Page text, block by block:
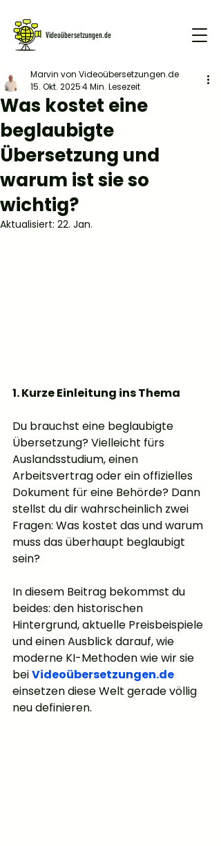
Videoübersetzungen.de
GRATIS DEMO
Was kostet eine
beglaubigte
Übersetzung und
warum ist sie so
wichtig?
Marvin von Videoübersetzungen.de
15. Okt. 20254 Min. Lesezeit
Aktualisiert: 22. Jan.
1. Kurze Einleitung ins Thema
Du brauchst eine beglaubigte
Übersetzung? Vielleicht fürs
Auslandsstudium, einen
Arbeitsvertrag oder ein offizielles
Dokument für eine Behörde? Dann
stellst du dir wahrscheinlich zwei
Fragen: Was kostet das und warum
muss das überhaupt beglaubigt
sein?
In diesem Beitrag bekommst du
beides: den historischen
Hintergrund, aktuelle Preisbeispiele
und einen Ausblick darauf, wie
moderne KI-Methoden wie wir sie
bei Videoübersetzungen.de
einsetzen diese Welt gerade völlig
neu definieren.